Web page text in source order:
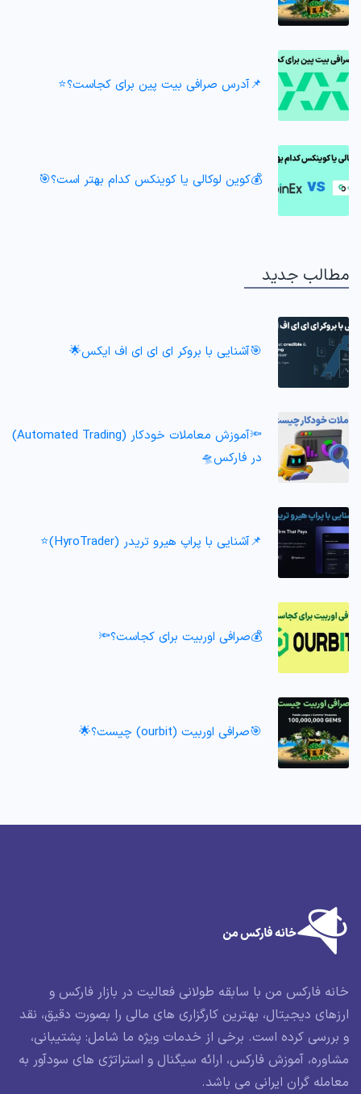
📌آدرس صرافی بیت پین برای کجاست؟⭐️
💰کوین لوکالی یا کوینکس کدام بهتر است؟🎯
مطالب جدید
🎯آشنایی با بروکر ای ای ای اف ایکس🌟
🔦آموزش معاملات خودکار (Automated Trading)
در فارکس🛸
📌آشنایی با پراپ هیرو تریدر (HyroTrader)⭐️
💰صرافی اوربیت برای کجاست؟🔦
🎯صرافی اوربیت (ourbit) چیست؟🌟
خانه فارکس من با سابقه طولانی فعالیت در بازار فارکس و
ارزهای دیجیتال، بهترین کارگزاری های مالی را بصورت دقیق، نقد
و بررسی کرده است. برخی از خدمات ویژه ما شامل: پشتیبانی،
مشاوره، آموزش فارکس، ارائه سیگنال و استراتژی های سودآور به
معامله گران ایرانی می باشد.